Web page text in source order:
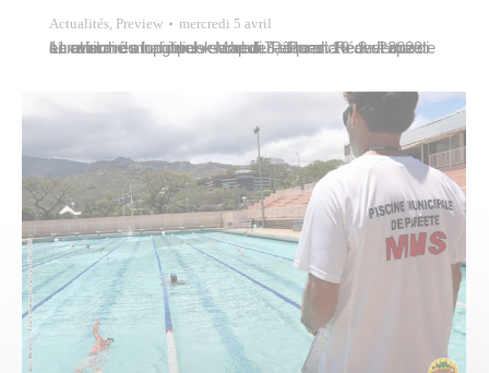
Actualités, Preview mercredi 5 avril
Le marché municipal « Mapuru a Paraita » de Papeete sera fermé au public vendredi 7 et lundi 10 avril 2023 en raison du long week-end de Pâques. Réouverture aux horaires habituels samedi 8, dimanche 9 et mardi 11 avril.